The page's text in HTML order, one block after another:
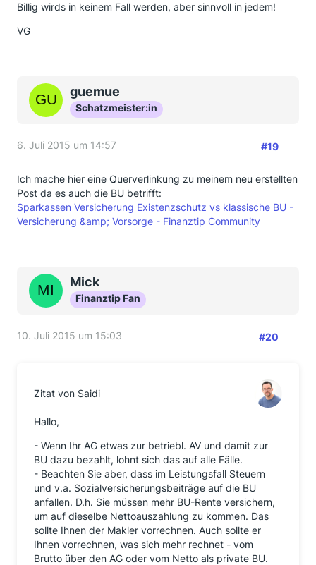
Billig wirds in keinem Fall werden, aber sinnvoll in jedem!
VG
guemue
Schatzmeister:in
6. Juli 2015 um 14:57 #19
Ich mache hier eine Querverlinkung zu meinem neu erstellten
Post da es auch die BU betrifft:
Sparkassen Versicherung Existenzschutz vs klassische BU -
Versicherung &amp; Vorsorge - Finanztip Community
Mick
Finanztip Fan
10. Juli 2015 um 15:03 #20
Zitat von Saidi
Hallo,
- Wenn Ihr AG etwas zur betriebl. AV und damit zur
BU dazu bezahlt, lohnt sich das auf alle Fälle.
- Beachten Sie aber, dass im Leistungsfall Steuern
und v.a. Sozialversicherungsbeiträge auf die BU
anfallen. D.h. Sie müssen mehr BU-Rente versichern,
um auf dieselbe Nettoauszahlung zu kommen. Das
sollte Ihnen der Makler vorrechnen. Auch sollte er
Ihnen vorrechnen, was sich mehr rechnet - vom
Brutto über den AG oder vom Netto als private BU.